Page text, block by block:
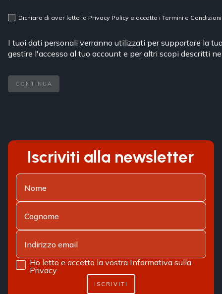
Dichiaro di aver letto la Privacy Policye accetto i Termini e
I tuoi dati personali verranno utilizzati per supportare la
gestire l'accesso al tuo account e per altri scopi descritti
CONTINUA
Iscriviti alla newsletter
Ho letto e accetto la vostra Informativa sulla
Privacy
ISCRIVITI